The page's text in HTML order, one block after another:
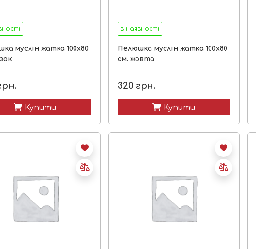
муслін жатка 100х80
 Купити
в наявності
Пелюшка муслін жатка 100х80
см. жовта
320 грн.
 Купити